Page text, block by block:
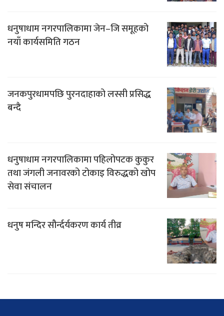
धनुषाधाम नगरपालिकामा जेन–जि समूहको
नयाँ कार्यसमिति गठन
जनकपुरधामपछि पुरनदाहाको लस्सी प्रसिद्ध
बन्दै
धनुषाधाम नगरपालिकामा पहिलोपटक कुकुर
तथा जंगली जनावरको टोकाइ विरुद्धको खोप
सेवा संचालन
धनुष मन्दिर सौर्न्दर्यकरण कार्य तीव्र